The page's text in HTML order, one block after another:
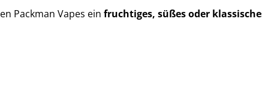
Packman Vapes ein fruchtiges, süßes oder